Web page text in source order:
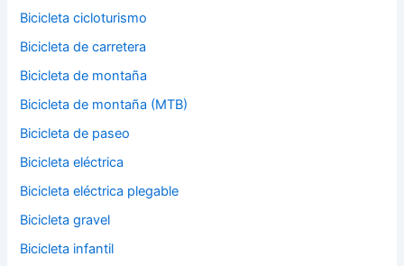
Bicicleta cicloturismo
Bicicleta de carretera
Bicicleta de montaña
Bicicleta de montaña (MTB)
Bicicleta de paseo
Bicicleta eléctrica
Bicicleta eléctrica plegable
Bicicleta gravel
Bicicleta infantil